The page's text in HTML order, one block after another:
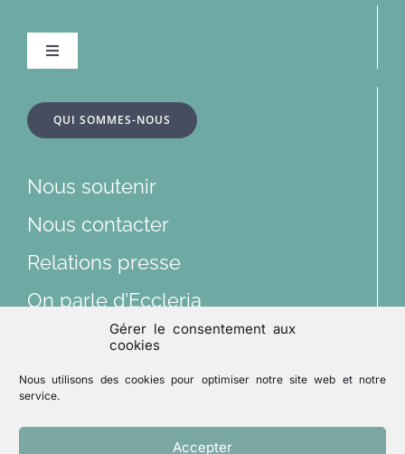
Gérer le consentement aux
cookies
Nous utilisons des cookies pour optimiser notre site web et notre
service.
Accepter
Navigation
À la une
Articles
Archives
QUI SOMMES-NOUS
Nous soutenir
Nous contacter
Relations presse
On parle d’Eccleria
Nous suivre sur les réseaux sociaux